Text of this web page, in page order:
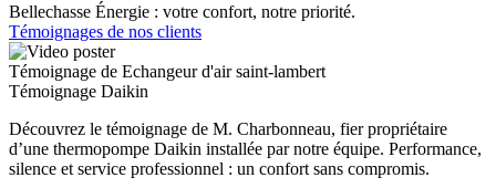
Bellechasse Énergie : votre confort, notre priorité.
Témoignages de nos clients
Témoignage de Echangeur d'air saint-lambert
Témoignage Daikin
Découvrez le témoignage de M. Charbonneau, fier propriétaire
d’une thermopompe Daikin installée par notre équipe. Performance,
silence et service professionnel : un confort sans compromis.